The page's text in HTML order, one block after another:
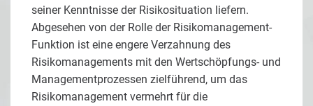
seiner Kenntnisse der Risikosituation liefern.
Abgesehen von der Rolle der Risikomanagement-
Funktion ist eine engere Verzahnung des
Risikomanagements mit den Wertschöpfungs- und
Managementprozessen zielführend, um das
Risikomanagement vermehrt für die